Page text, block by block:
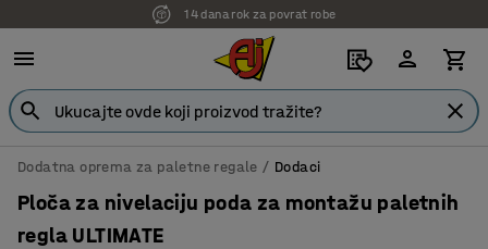
14 dana rok za povrat robe
Dodatna oprema za paletne regale Dodaci
Ploča za nivelaciju poda za montažu paletnih
regla ULTIMATE